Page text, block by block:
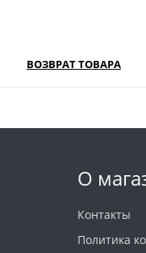
ВОЗВРАТ ТОВАРА
О
Контакты
Политика